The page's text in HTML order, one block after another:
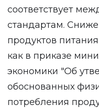
соответствует
стандартам.
продуктов
как в приказе
экономики "Об
обоснованных
потребления